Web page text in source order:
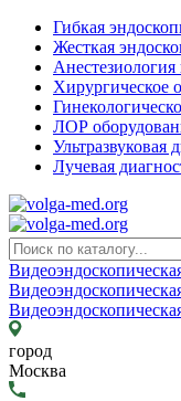
Гибкая
Жесткая
Хирургическое
ЛОР
Ультразвуковая
Лучевая
город
Москва